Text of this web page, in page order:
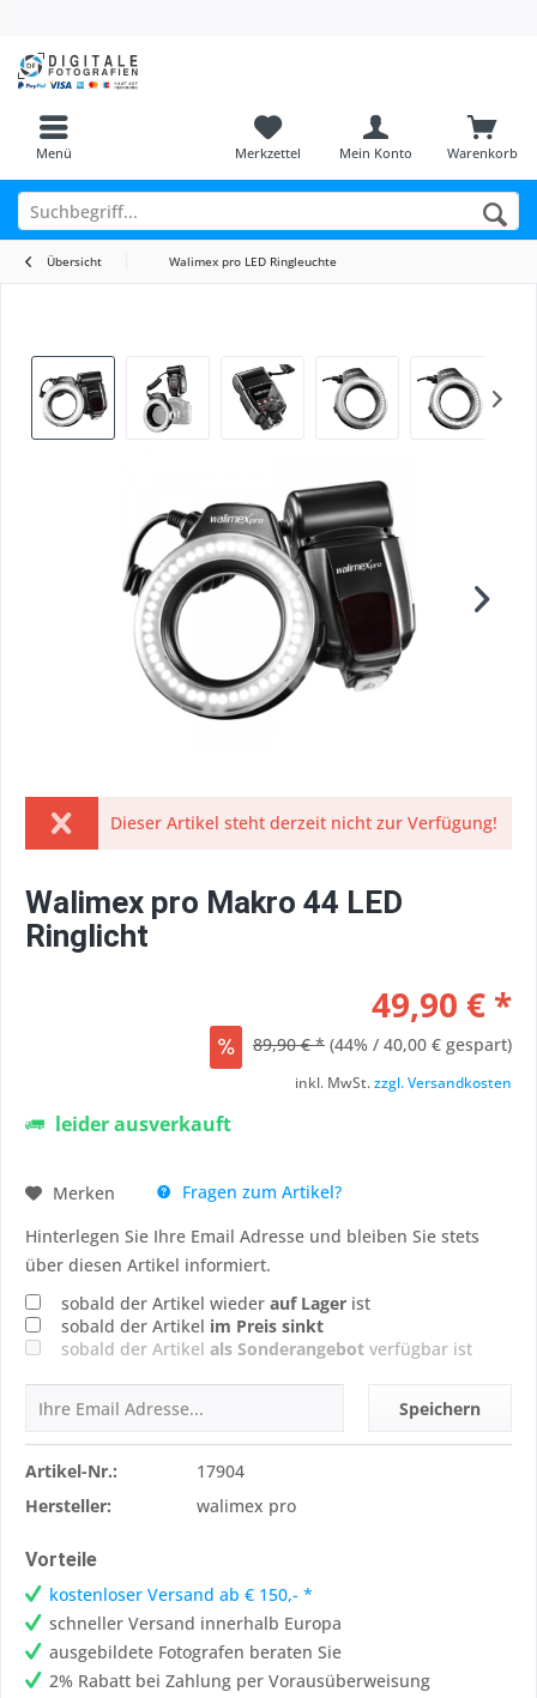
Menü Warenkorb
Merkzettel Mein Konto
Übersicht Walimex pro LED Ringleuchte
Dieser Artikel steht derzeit nicht zur Verfügung!
Walimex pro Makro 44 LED
Ringlicht
49,90 € *
89,90 € * (44% / 40,00 € gespart)
inkl. MwSt.zzgl. Versandkosten
leider ausverkauft
Merken
Fragen zum Artikel?
Hinterlegen Sie Ihre Email Adresse und bleiben Sie stets
über diesen Artikel informiert.
sobald der Artikel wieder auf Lager ist
sobald der Artikel im Preis sinkt
sobald der Artikel als Sonderangebot verfügbar ist
Speichern
Artikel-Nr.:
17904
Hersteller:
walimex pro
Vorteile
kostenloser Versand ab € 150,- *
schneller Versand innerhalb Europa
ausgebildete Fotografen beraten Sie
2% Rabatt bei Zahlung per Vorausüberweisung